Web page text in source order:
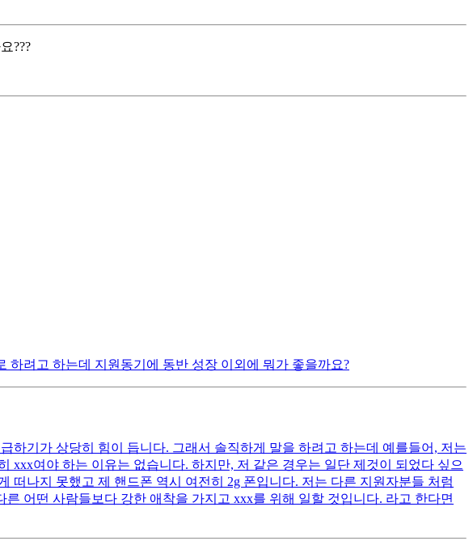
???
려고 하는데 지원동기에 동반 성장 이외에 뭐가 좋을까요?
기가 상당히 힘이 듭니다. 그래서 솔직하게 말을 하려고 하는데 예를들어, 저는
여야 하는 이유는 없습니다. 하지만, 저 같은 경우는 일단 제것이 되었다 싶으
나지 못했고 제 핸드폰 역시 여전히 2g 폰입니다. 저는 다른 지원자분들 처럼
어떤 사람들보다 강한 애착을 가지고 xxx를 위해 일할 것입니다. 라고 한다면